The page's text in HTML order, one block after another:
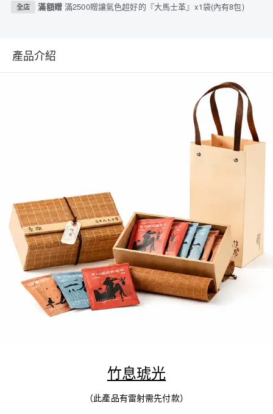
全店 滿額贈 滿2500贈讓氣色超好的『大馬士革』x1袋(內有8包)
產品介紹
竹息琥光
（此產品有雷射需先付款）